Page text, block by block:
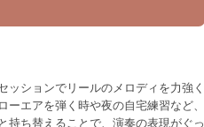
ションでリールのメロディを力強く
エアを弾く時や夜の自宅練習など、
持ち替えることで、演奏の表現がぐっ